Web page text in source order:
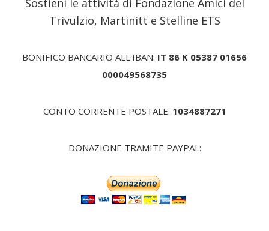
Sostieni le attività di Fondazione Amici del
Trivulzio, Martinitt e Stelline ETS
BONIFICO BANCARIO ALL'IBAN: IT 86 K 05387 01656
000049568735
CONTO CORRENTE POSTALE: 1034887271
DONAZIONE TRAMITE PAYPAL: